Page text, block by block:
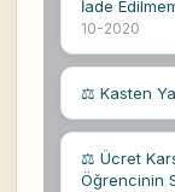
İade
10-2020
⚖ Kasten
⚖ Ücret
Öğrencinin